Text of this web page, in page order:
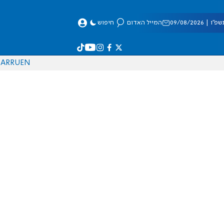
08/2026 המייל האדום חיפוש
EN
RU
AR